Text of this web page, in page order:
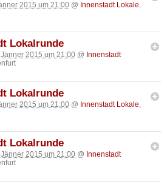
2015 um 21:00 @ Innenstadt Lokale,
Lokalrunde
2015 um 21:00 @ Innenstadt
Lokalrunde
2015 um 21:00 @ Innenstadt Lokale,
Lokalrunde
2015 um 21:00 @ Innenstadt